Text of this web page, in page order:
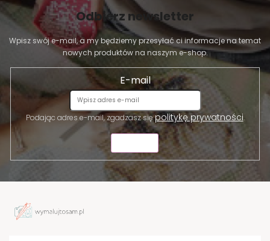
Odbierz newsletter
Wpisz swój e-mail, a my będziemy przesyłać ci informacje na temat
nowych produktów na naszym e-shop.
E-mail
Podając adres e-mail, zgadzasz siępolitykę prywatności.